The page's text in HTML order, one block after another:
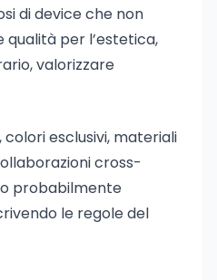
di device che non
per l’estetica,
valorizzare
colori esclusivi, materiali
cross-
probabilmente
le regole del